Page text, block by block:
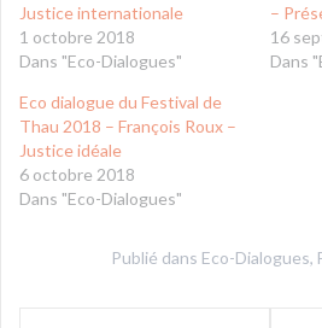
Justice internationale
1 octobre 2018
Dans "Eco-Dialogues"
–
16
Dans
Eco dialogue du Festival de
Thau 2018 – François Roux –
Justice idéale
6 octobre 2018
Dans "Eco-Dialogues"
Publié dans Eco-Dialogues,